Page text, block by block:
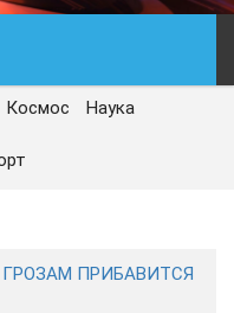
Космос Наука
ПРИБАВИТСЯ